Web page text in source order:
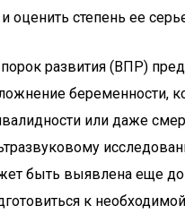
оценить степень ее
развития (ВПР)
беременности,
или даже
быть выявлена еще до
к